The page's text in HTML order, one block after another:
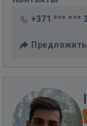
+371 *** ***
Предложить